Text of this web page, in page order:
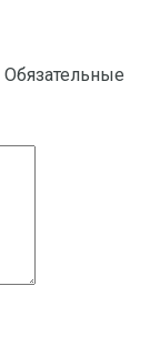
Обязательные